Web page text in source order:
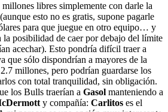
libres simplemente con darle la
(aunque esto no es gratis, supone pagarle
para que juegue en otro equipo… y
la posibilidad de caer por debajo del límite
acechar). Esto pondría difícil traer a
que sólo dispondrían a mayores de la
millones, pero podrían guardarse los
con total tranquilidad, sin obligación.
los Bulls traerían a Gasol manteniendo a
y compañía: Carlitos es el